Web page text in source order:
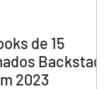
de 15
Backstage
2023